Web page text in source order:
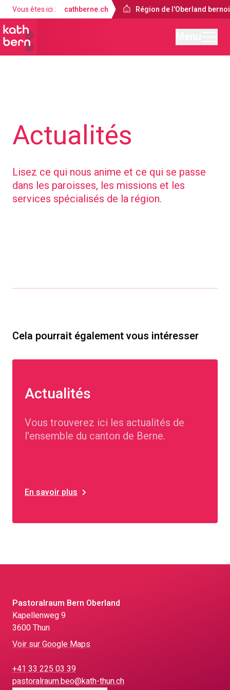
Vous êtes ici : cathberne.ch Région de l'Oberland
Actualités
Lisez ce qui nous anime et ce qui se passe
dans les paroisses, les missions et les
services spécialisés de la région.
Cela pourrait également vous intéresser
Actualités
Vous trouverez ici les actualités de
l'ensemble du canton de Berne.
En savoir plus
Pastoralraum Bern Oberland
Kapellenweg 9
3600 Thun
Voir sur Google Maps
+41 33 225 03 39
pastoralraum.beo@kath-thun.ch